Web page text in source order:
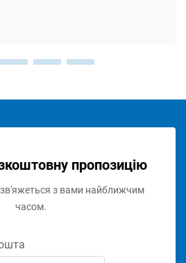
пропозицію
з вами найближчим
часом.